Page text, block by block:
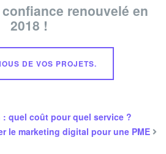
renouvelé en
2018 !
DE VOS PROJETS.
: quel coût pour quel service ?
le marketing digital pour une PME